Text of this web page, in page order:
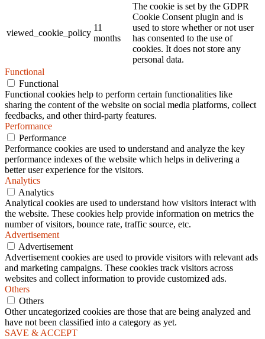
viewed_cookie_policy
11
months
The cookie is set by the GDPR
Cookie Consent plugin and is
used to store whether or not user
has consented to the use of
cookies. It does not store any
personal data.
Functional
Functional
Functional cookies help to perform certain functionalities like
sharing the content of the website on social media platforms, collect
feedbacks, and other third-party features.
Performance
Performance
Performance cookies are used to understand and analyze the key
performance indexes of the website which helps in delivering a
better user experience for the visitors.
Analytics
Analytics
Analytical cookies are used to understand how visitors interact with
the website. These cookies help provide information on metrics the
number of visitors, bounce rate, traffic source, etc.
Advertisement
Advertisement
Advertisement cookies are used to provide visitors with relevant ads
and marketing campaigns. These cookies track visitors across
websites and collect information to provide customized ads.
Others
Others
Other uncategorized cookies are those that are being analyzed and
have not been classified into a category as yet.
SAVE & ACCEPT